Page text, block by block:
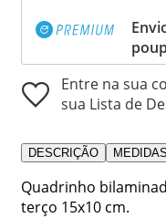
Entre na sua
sua Lista de
DESCRIÇÃO MEDIDAS
Quadrinho
terço 15x10 cm.